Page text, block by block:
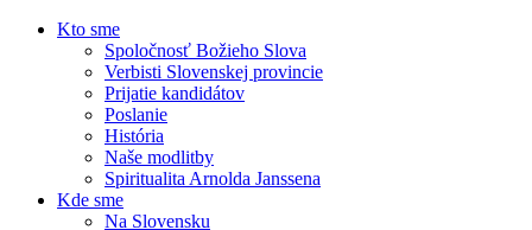
Kto sme
Spoločnosť Božieho Slova
Verbisti Slovenskej provincie
Prijatie kandidátov
Poslanie
História
Naše modlitby
Spiritualita Arnolda Janssena
Kde sme
Na Slovensku